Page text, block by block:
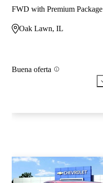
FWD with Premium Package
Oak Lawn, IL
Buena oferta